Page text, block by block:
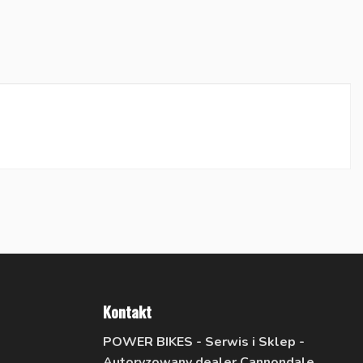
Kontakt
POWER BIKES - Serwis i Sklep -